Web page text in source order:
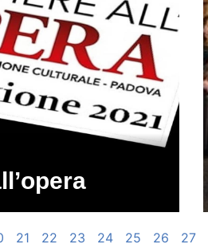
21 22 23 24 25 26 27